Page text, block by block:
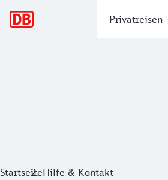
Privatreisen
StartseiteHilfe & Kontakt